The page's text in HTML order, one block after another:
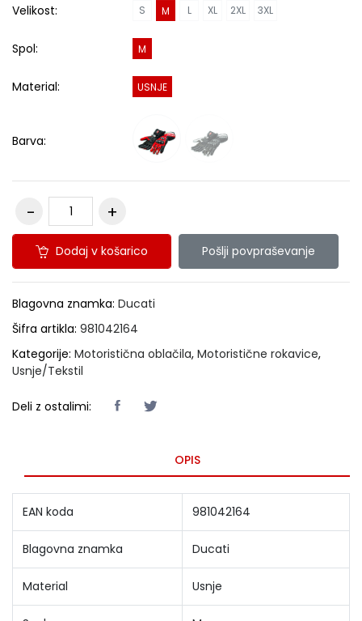
Velikost: S M L XL 2XL 3XL
Spol: M
Material: USNJE
Barva:
Dodaj v košarico Pošlji povpraševanje
Blagovna znamka: Ducati
Šifra artikla: 981042164
Kategorije: Motoristična oblačila, Motoristične rokavice,
Usnje/Tekstil
Deli z ostalimi:
OPIS
EAN koda 981042164
Blagovna znamka Ducati
Material Usnje